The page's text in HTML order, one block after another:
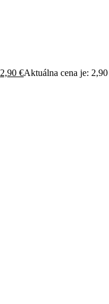
2,90 €Aktuálna cena je: